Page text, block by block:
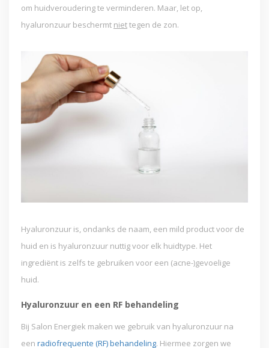
om huidveroudering te verminderen. Maar, let op,
hyaluronzuur beschermt niettegen de zon.
Hyaluronzuur is, ondanks de naam, een mild product voor de
huid en is hyaluronzuur nuttig voor elk huidtype. Het
ingrediënt is zelfs te gebruiken voor een (acne-)gevoelige
huid.
Hyaluronzuur en een RF behandeling
Bij Salon Energiek maken we gebruik van hyaluronzuur na
een radiofrequente (RF) behandeling. Hiermee zorgen we